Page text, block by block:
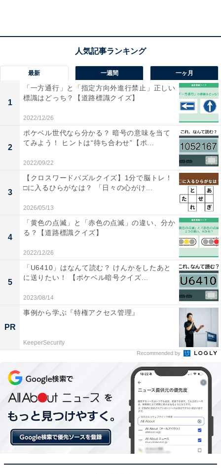
・
じっくり考えてみて！ 「七〇八倒」〇に入るのは何でし
ょう【四字熟語穴埋めクイズ】
最新 一週間 一ヶ月
1
「一方通行」と「指定方向外進行禁止」正しい
標識はどっち？【道路標識クイズ】
2022/12/26
2
ポケベル世代なら分かる？ 暗号の意味を当て
てみよう！ ヒントは“待ち合わせ”【ポ...
2022/09/22
3
【クロスワードパズルクイズ】1分で脳トレ！
□に入るひらがなは？ 「日々の心がけ...
2026/05/13
4
「黄色の点滅」と「赤色の点滅」の違い、分か
る？【道路標識クイズ】
2022/12/26
5
「U6410」はなんて読む？ けんかをしたあと
に送りたい！ 【ポケベル暗号クイズ...
2023/08/14
PR
事例から学ぶ『特権アクセス管理』
KeeperSecurity
Recommended by